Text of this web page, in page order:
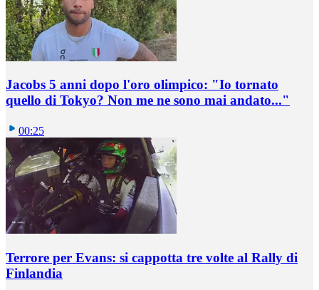
Jacobs 5 anni dopo l'oro olimpico: "Io tornato
quello di Tokyo? Non me ne sono mai andato..."
00:25
Terrore per Evans: si cappotta tre volte al Rally di
Finlandia